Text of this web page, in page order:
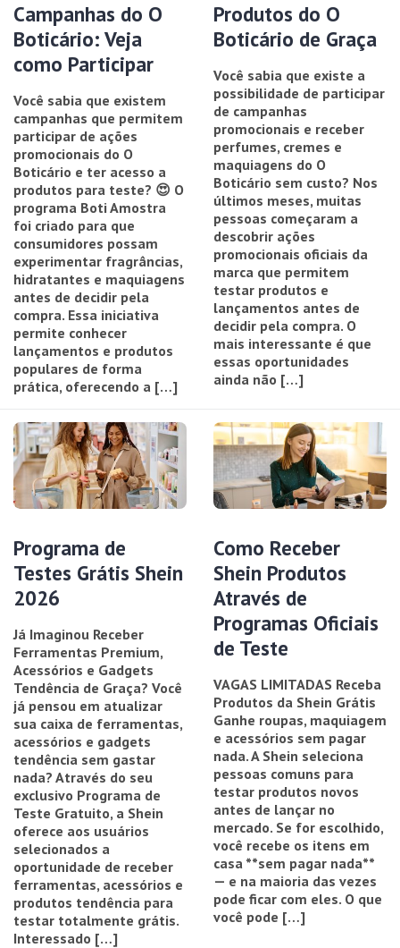
Campanhas do O
Boticário: Veja
como Participar
Você sabia que existem
campanhas que permitem
participar de ações
promocionais do O
Boticário e ter acesso a
produtos para teste? 😍 O
programa Boti Amostra
foi criado para que
consumidores possam
experimentar fragrâncias,
hidratantes e maquiagens
antes de decidir pela
compra. Essa iniciativa
permite conhecer
lançamentos e produtos
populares de forma
prática, oferecendo a […]
Produtos do O
Boticário de Graça
Você sabia que existe a
possibilidade de participar
de campanhas
promocionais e receber
perfumes, cremes e
maquiagens do O
Boticário sem custo? Nos
últimos meses, muitas
pessoas começaram a
descobrir ações
promocionais oficiais da
marca que permitem
testar produtos e
lançamentos antes de
decidir pela compra. O
mais interessante é que
essas oportunidades
ainda não […]
Programa de
Testes Grátis Shein
2026
Já Imaginou Receber
Ferramentas Premium,
Acessórios e Gadgets
Tendência de Graça? Você
já pensou em atualizar
sua caixa de ferramentas,
acessórios e gadgets
tendência sem gastar
nada? Através do seu
exclusivo Programa de
Teste Gratuito, a Shein
oferece aos usuários
selecionados a
oportunidade de receber
ferramentas, acessórios e
produtos tendência para
testar totalmente grátis.
Interessado […]
Como Receber
Shein Produtos
Através de
Programas Oficiais
de Teste
VAGAS LIMITADAS Receba
Produtos da Shein Grátis
Ganhe roupas, maquiagem
e acessórios sem pagar
nada. A Shein seleciona
pessoas comuns para
testar produtos novos
antes de lançar no
mercado. Se for escolhido,
você recebe os itens em
casa **sem pagar nada**
— e na maioria das vezes
pode ficar com eles. O que
você pode […]